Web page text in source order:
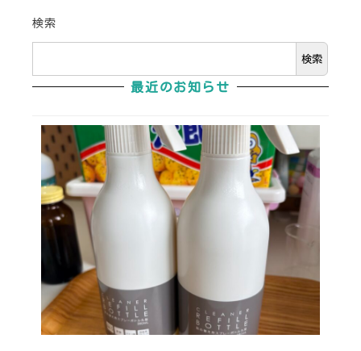
検索
検索
最近のお知らせ